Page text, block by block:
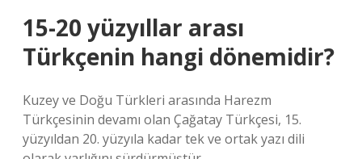
15-20 yüzyıllar arası
Türkçenin hangi dönemidir?
Kuzey ve Doğu Türkleri arasında Harezm
Türkçesinin devamı olan Çağatay Türkçesi, 15.
yüzyıldan 20. yüzyıla kadar tek ve ortak yazı dili